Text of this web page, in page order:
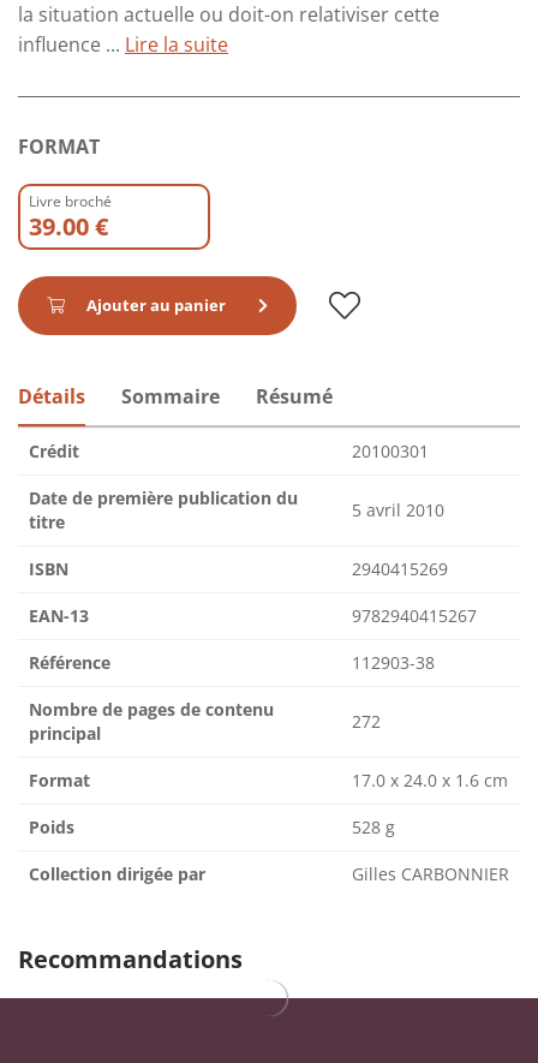
la situation actuelle ou doit-on relativiser cette
influence ... Lire la suite
FORMAT
Livre broché
39.00 €
Ajouter au panier
Détails Sommaire Résumé
Crédit 20100301
Date de première publication du
titre
5 avril 2010
ISBN 2940415269
EAN-13 9782940415267
Référence 112903-38
Nombre de pages de contenu
principal
272
Format 17.0 x 24.0 x 1.6 cm
Poids 528 g
Collection dirigée par Gilles CARBONNIER
Recommandations